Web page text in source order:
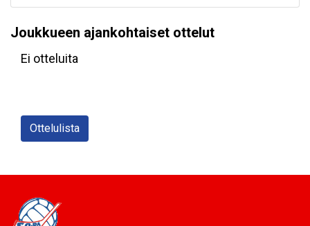
Joukkueen ajankohtaiset ottelut
Ei otteluita
Ottelulista